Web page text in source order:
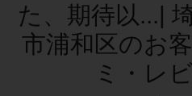
た、期待以...|
市浦和区のお
ミ・レ